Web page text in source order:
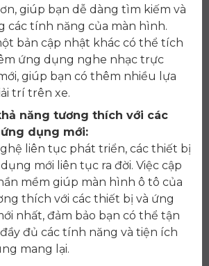
giúp bạn dễ dàng tìm kiếm và
các tính năng của màn hình.
bản cập nhật khác có thể tích
ứng dụng nghe nhạc trực
giúp bạn có thêm nhiều lựa
trí trên xe.
năng tương thích với các
dụng mới:
liên tục phát triển, các thiết bị
mới liên tục ra đời. Việc cập
mềm giúp màn hình ô tô của
thích với các thiết bị và ứng
nhất, đảm bảo bạn có thể tận
đủ các tính năng và tiện ích
mang lại.